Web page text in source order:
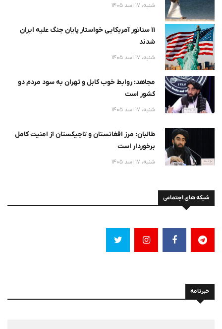
شنبه، 17 اسد 1405
۱۱ سناتور آمریکایی خواستار پایان جنگ علیه ایران
شدند
شنبه، 17 اسد 1405
مجاهد: روابط خوب کابل و تهران به سود مردم دو
کشور است
شنبه، 17 اسد 1405
طالبان: مرز افغانستان و تاجیکستان از امنیت کامل
برخوردار است
شنبه، 17 اسد 1405
شبکه های اجتماعی
خبرنامه